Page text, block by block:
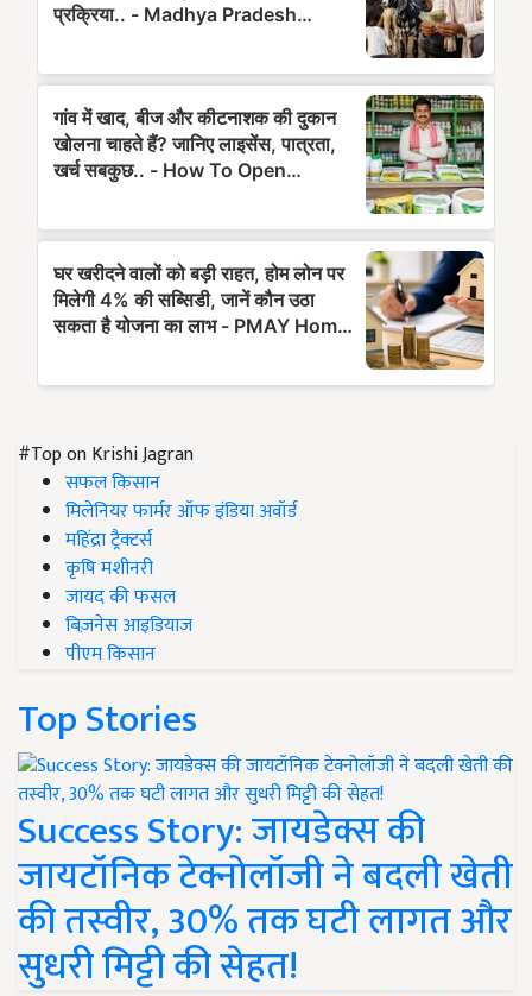
#Top on Krishi Jagran
सफल किसान
मिलेनियर फार्मर ऑफ इंडिया अवॉर्ड
महिंद्रा ट्रैक्टर्स
कृषि मशीनरी
जायद की फसल
बिज़नेस आइडियाज
पीएम किसान
Top Stories
Success Story: जायडेक्स की
जायटॉनिक टेक्नोलॉजी ने बदली खेती
की तस्वीर, 30% तक घटी लागत और
सुधरी मिट्टी की सेहत!